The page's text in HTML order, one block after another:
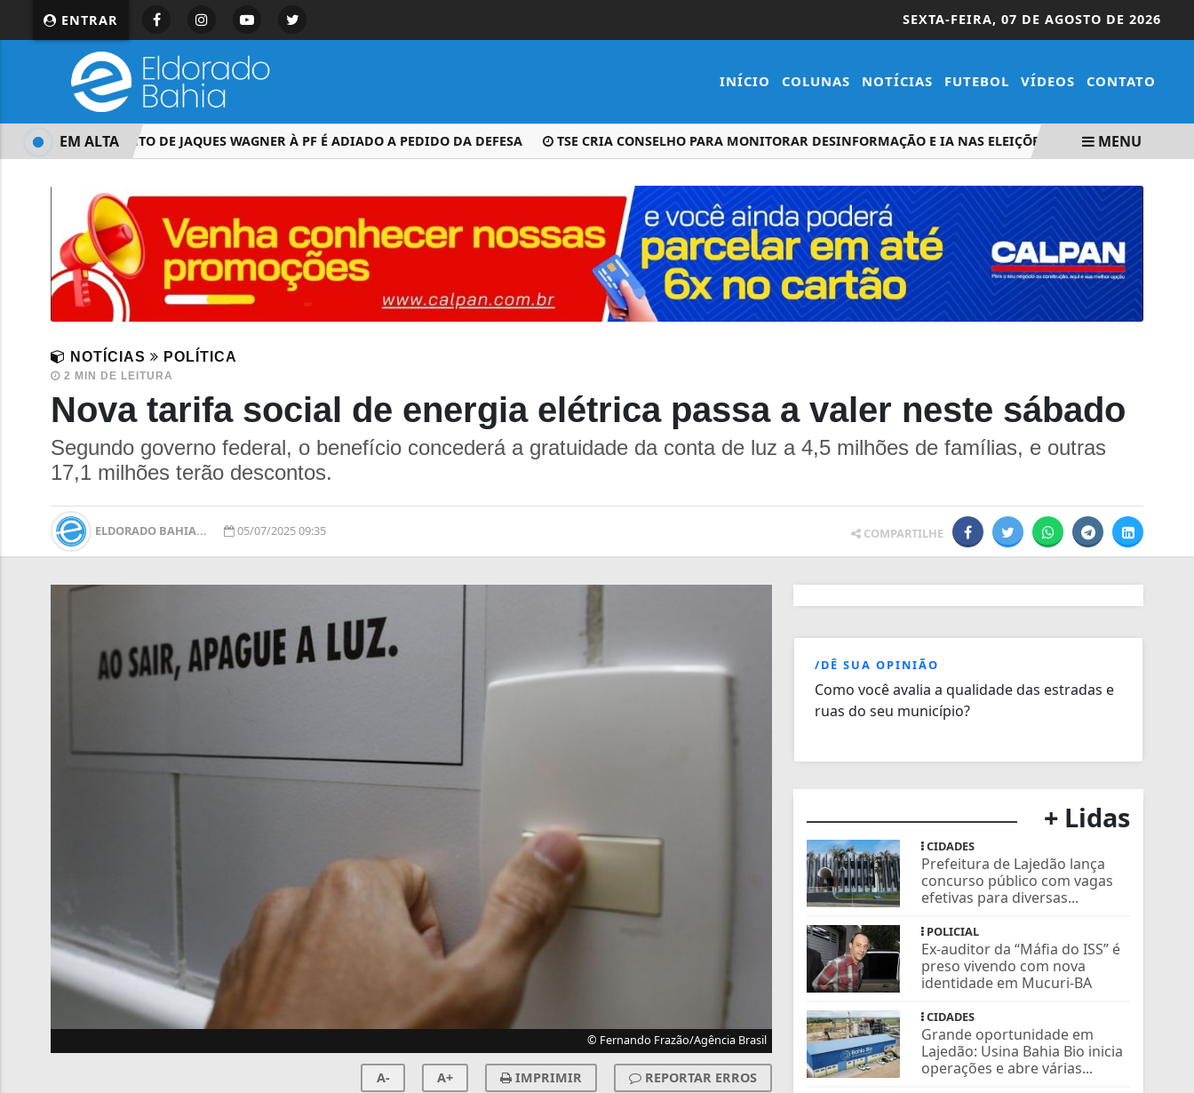
ENTRAR SEXTA-FEIRA, 07 DE AGOSTO DE 2026
INÍCIO COLUNAS NOTÍCIAS FUTEBOL VÍDEOS CONTATO
DEPOIMENTO DE JAQUES WAGNER À PF É ADIADO A PEDIDO DA DEFESA TSE CRIA CONSELHO PARA MONITORAR DESINFORMAÇÃO E IA NAS ELEIÇÕES ENTENDA O QUE
EM ALTA MENU
NOTÍCIAS POLÍTICA
2 MIN DE LEITURA
Nova tarifa social de energia elétrica passa a valer neste sábado
Segundo governo federal, o benefício concederá a gratuidade da conta de luz a 4,5 milhões de famílias, e outras
17,1 milhões terão descontos.
ELDORADO BAHIA... 05/07/2025 09:35 COMPARTILHE
© Fernando Frazão/Agência Brasil
A- A+ IMPRIMIR REPORTAR ERROS
/DÊ SUA OPINIÃO
Como você avalia a qualidade das estradas e
ruas do seu município?
+ Lidas
CIDADES
Prefeitura de Lajedão lança
concurso público com vagas
efetivas para diversas...
POLICIAL
Ex-auditor da “Máfia do ISS” é
preso vivendo com nova
identidade em Mucuri-BA
CIDADES
Grande oportunidade em
Lajedão: Usina Bahia Bio inicia
operações e abre várias...